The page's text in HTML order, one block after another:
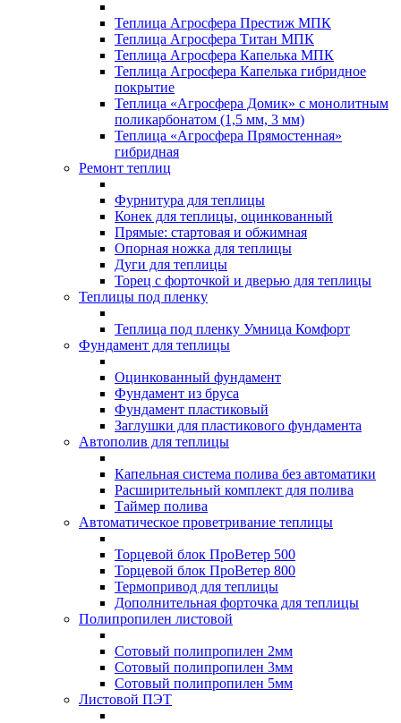
Теплица Агросфера Престиж МПК
Теплица Агросфера Титан МПК
Теплица Агросфера Капелька МПК
Теплица Агросфера Капелька гибридное
покрытие
Теплица «Агросфера Домик» с монолитным
поликарбонатом (1,5 мм, 3 мм)
Теплица «Агросфера Прямостенная»
гибридная
Ремонт теплиц
Фурнитура для теплицы
Конек для теплицы, оцинкованный
Прямые: стартовая и обжимная
Опорная ножка для теплицы
Дуги для теплицы
Торец с форточкой и дверью для теплицы
Теплицы под пленку
Теплица под пленку Умница Комфорт
Фундамент для теплицы
Оцинкованный фундамент
Фундамент из бруса
Фундамент пластиковый
Заглушки для пластикового фундамента
Автополив для теплицы
Капельная система полива без автоматики
Расширительный комплект для полива
Таймер полива
Автоматическое проветривание теплицы
Торцевой блок ПроВетер 500
Торцевой блок ПроВетер 800
Термопривод для теплицы
Дополнительная форточка для теплицы
Полипропилен листовой
Сотовый полипропилен 2мм
Сотовый полипропилен 3мм
Сотовый полипропилен 5мм
Листовой ПЭТ